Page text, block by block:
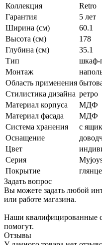
Коллекция
Retro
Гарантия
5 лет
Ширина (см)
60.1
Высота (см)
178
Глубина (см)
35.1
Тип
шкаф-
Монтаж
Область применения
Стилистика дизайна ретро
Материал корпуса
МДФ
Материал фасада
МДФ
Система хранения
с
Оснащение
Цвет
Серия
Покрытие
Задать вопрос
Вы можете задать любой
или работе магазина.
Наши квалифицированные
помогут.
Отзывы